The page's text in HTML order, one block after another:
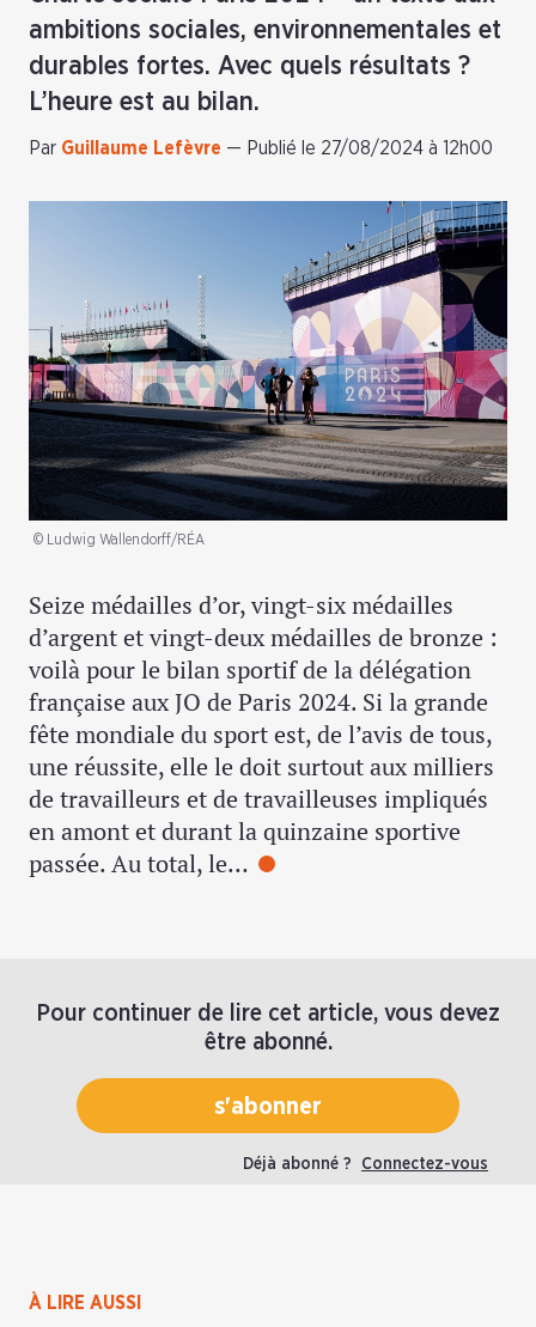
ambitions sociales, environnementales et
durables fortes. Avec quels résultats ?
L’heure est au bilan.
Par Guillaume Lefèvre — Publié le 27/08/2024 à 12h00
© Ludwig Wallendorff/RÉA
Seize médailles d’or, vingt-six médailles
d’argent et vingt-deux médailles de bronze :
voilà pour le bilan sportif de la délégation
française aux JO de Paris 2024. Si la grande
fête mondiale du sport est, de l’avis de tous,
une réussite, elle le doit surtout aux milliers
de travailleurs et de travailleuses impliqués
en amont et durant la quinzaine sportive
passée. Au total, le…
Pour continuer de lire cet article, vous devez
être abonné.
s'abonner
Déjà abonné ? Connectez-vous
À LIRE AUSSI